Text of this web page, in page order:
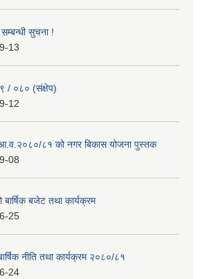
सुचना !
13
/ ०८० (संक्षेप)
12
आ.व.२०८०/८१ को नगर बिकास योजना पुस्तक
08
बजेट तथा कार्यक्रम
25
नीति तथा कार्यक्रम २०८०/८१
24